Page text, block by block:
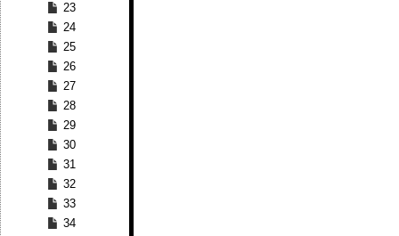
23
24
25
26
27
28
29
30
31
32
33
34